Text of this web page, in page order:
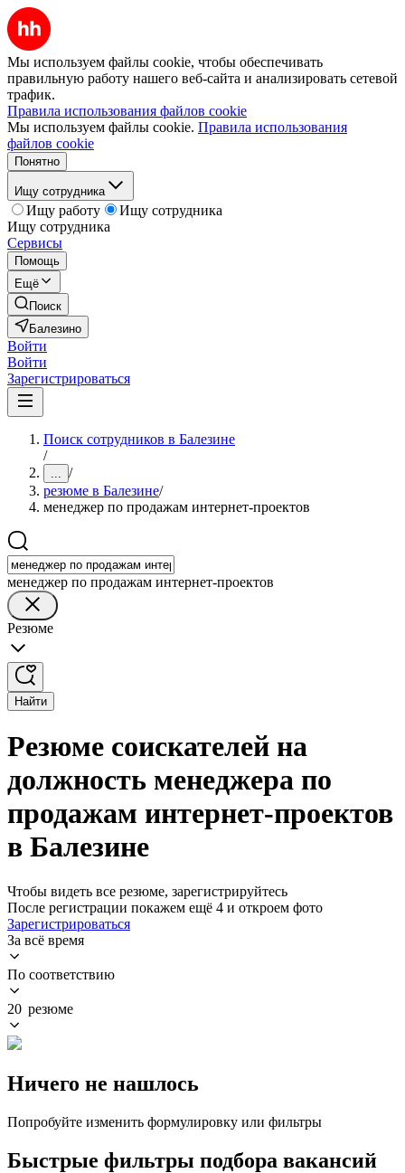
Мы используем файлы cookie, чтобы обеспечивать
правильную работу нашего веб-сайта и анализировать сетевой
трафик.
Правила использования файлов cookie
Мы используем файлы cookie. Правила использования
файлов cookie
Понятно
Ищу сотрудника
Ищу работу
Ищу сотрудника
Ищу сотрудника
Сервисы
Помощь
Ещё
Поиск
Балезино
Войти
Войти
Зарегистрироваться
Поиск сотрудников в Балезине
/
... /
резюме в Балезине/
менеджер по продажам интернет-проектов
менеджер по продажам интернет-проектов
Резюме
Найти
Резюме соискателей на
должность менеджера по
продажам интернет-проектов
в Балезине
Чтобы видеть все резюме, зарегистрируйтесь
После регистрации покажем ещё 4 и откроем фото
Зарегистрироваться
За всё время
По соответствию
20 резюме
Ничего не нашлось
Попробуйте изменить формулировку или фильтры
Быстрые фильтры подбора вакансий